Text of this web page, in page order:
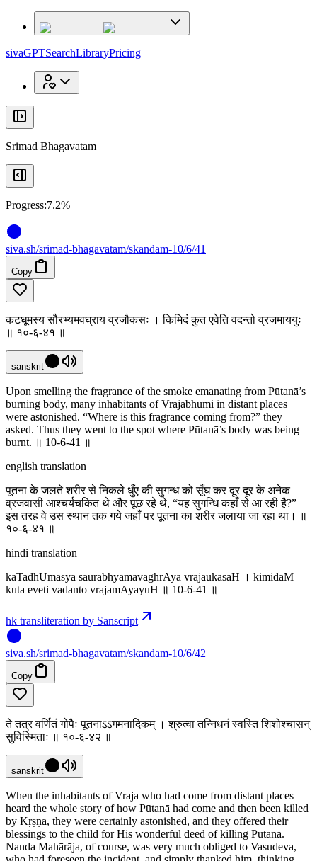
sivaGPTSearchLibraryPricing
Srimad Bhagavatam
Progress:7.2%
siva.sh/srimad-bhagavatam/skandam-10/6/41
Copy
कटधूमस्य सौरभ्यमवघ्राय व्रजौकसः । किमिदं कुत एवेति वदन्तो व्रजमाययुः
॥ १०-६-४१ ॥
sanskrit
Upon smelling the fragrance of the smoke emanating from Pūtanā’s
burning body, many inhabitants of Vrajabhūmi in distant places
were astonished. “Where is this fragrance coming from?” they
asked. Thus they went to the spot where Pūtanā’s body was being
burnt. ॥ 10-6-41 ॥
english translation
पूतना के जलते शरीर से निकले धुँए की सुगन्ध को सूँघ कर दूर दूर के अनेक
व्रजवासी आश्चर्यचकित थे और पूछ रहे थे, “यह सुगन्धि कहाँ से आ रही है?”
इस तरह वे उस स्थान तक गये जहाँ पर पूतना का शरीर जलाया जा रहा था। ॥
१०-६-४१ ॥
hindi translation
kaTadhUmasya saurabhyamavaghrAya vrajaukasaH । kimidaM
kuta eveti vadanto vrajamAyayuH ॥ 10-6-41 ॥
hk transliteration by Sanscript
siva.sh/srimad-bhagavatam/skandam-10/6/42
Copy
ते तत्र वर्णितं गोपैः पूतनाऽऽगमनादिकम् । श्रुत्वा तन्निधनं स्वस्ति शिशोश्चासन्
सुविस्मिताः ॥ १०-६-४२ ॥
sanskrit
When the inhabitants of Vraja who had come from distant places
heard the whole story of how Pūtanā had come and then been killed
by Kṛṣṇa, they were certainly astonished, and they offered their
blessings to the child for His wonderful deed of killing Pūtanā.
Nanda Mahārāja, of course, was very much obliged to Vasudeva,